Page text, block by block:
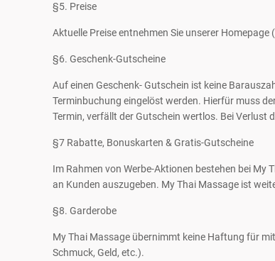
§5. Preise
Aktuelle Preise entnehmen Sie unserer
§6. Geschenk-Gutscheine
Auf einen Geschenk- Gutschein ist keine
Terminbuchung eingelöst werden. Hierfür muss
Termin, verfällt der Gutschein wertlos. Bei Verlust
§7 Rabatte, Bonuskarten & Gratis-Gutscheine
Im Rahmen von Werbe-Aktionen bestehen bei
an Kunden auszugeben. My Thai Massage ist
§8. Garderobe
My Thai Massage übernimmt keine Haftung für
Schmuck, Geld, etc.).